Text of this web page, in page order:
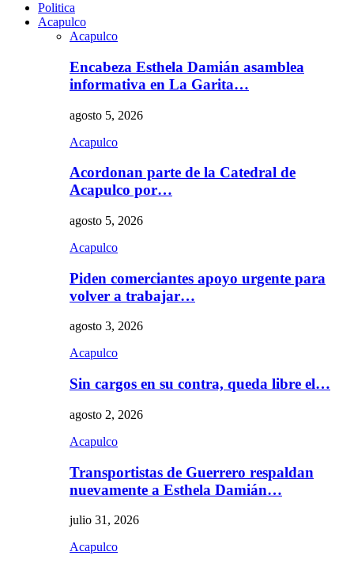
Politica
Acapulco
Acapulco
Encabeza Esthela Damián asamblea
informativa en La Garita…
agosto 5, 2026
Acapulco
Acordonan parte de la Catedral de
Acapulco por…
agosto 5, 2026
Acapulco
Piden comerciantes apoyo urgente para
volver a trabajar…
agosto 3, 2026
Acapulco
Sin cargos en su contra, queda libre el…
agosto 2, 2026
Acapulco
Transportistas de Guerrero respaldan
nuevamente a Esthela Damián…
julio 31, 2026
Acapulco